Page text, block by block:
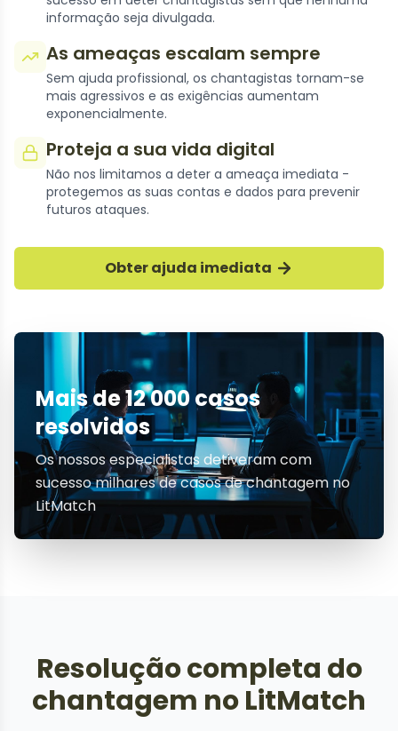
informação seja divulgada.
As ameaças escalam sempre
Sem ajuda profissional, os chantagistas tornam-se
mais agressivos e as exigências aumentam
exponencialmente.
Proteja a sua vida digital
Não nos limitamos a deter a ameaça imediata -
protegemos as suas contas e dados para prevenir
futuros ataques.
Obter ajuda imediata
Mais de 12 000 casos
resolvidos
Os nossos especialistas detiveram com
sucesso milhares de casos de chantagem no
LitMatch
Resolução completa do
chantagem no LitMatch